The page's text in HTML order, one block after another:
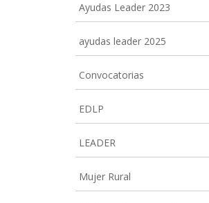
Ayudas Leader 2023
ayudas leader 2025
Convocatorias
EDLP
LEADER
Mujer Rural